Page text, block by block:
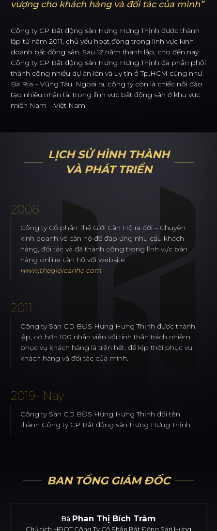
vượng cho khách hàng và đối tác của mình”
Công ty CP Bất động sản Hưng Hưng Thịnh được thành
lập từ năm 2011, chủ yếu hoạt động trong lĩnh vực kinh
doanh bất động sản. Sau 12 năm thành lập, cho đến nay
Công ty CP Bất động sản Hưng Hưng Thịnh đã phân phối
thành công nhiều dự án lớn và uy tín ở Tp.HCM cũng như
Bà Rịa – Vũng Tàu. Ngoài ra, công ty còn là chiếc nôi đào
tạo nhiều nhân tài trong lĩnh vực bất động sản ở khu vực
miền Nam – Việt Nam.
LỊCH SỬ HÌNH THÀNH
VÀ PHÁT TRIỂN
2008
Công ty Cổ phần Thế Giới Căn Hộ ra đời – Chuyên
kinh doanh về căn hộ để đáp ứng nhu cầu khách
hàng, đối tác và đã thành công trong lĩnh vực bán
hàng online căn hộ với website
www.thegioicanho.com
2011
Công ty Sàn GD BĐS Hưng Hưng Thịnh được thành
lập, có hơn 100 nhân viên với tinh thần trách nhiệm
phục vụ khách hàng là trên hết, để kịp thời phục vụ
khách hàng và đối tác của mình.
2019- Nay
Công ty Sàn GD BĐS Hưng Hưng Thịnh đổi tên
thành Công ty CP Bất động sản Hưng Hưng Thịnh.
BAN TỔNG GIÁM ĐỐC
Bà Phan Thị Bích Trâm
Chủ tịch HĐQT Công Ty Cổ Phần Bất Động Sản Hưng